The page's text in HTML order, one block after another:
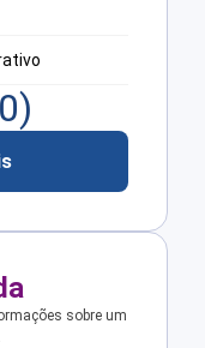
)
sobre um